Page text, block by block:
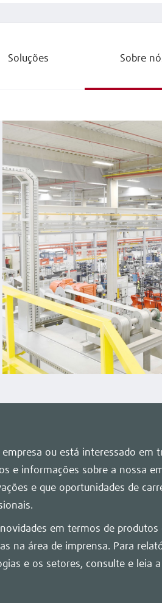
Soluções Sobre
ou está interessado em
e informações sobre a nossa
e que oportunidades de
em termos de produtos
na área de imprensa. Para
e os setores, consulte e leia